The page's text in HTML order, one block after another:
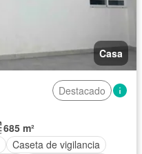
Casa
Destacado
685 m²
Caseta de vigilancia